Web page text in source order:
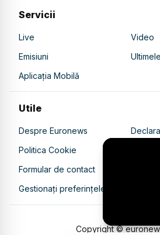
Servicii
Live
Video
Emisiuni
Aplicația Mobilă
Utile
Despre Euronews
Politica Cookie
Formular de contact
Gestionați preferințele
Copyright ©